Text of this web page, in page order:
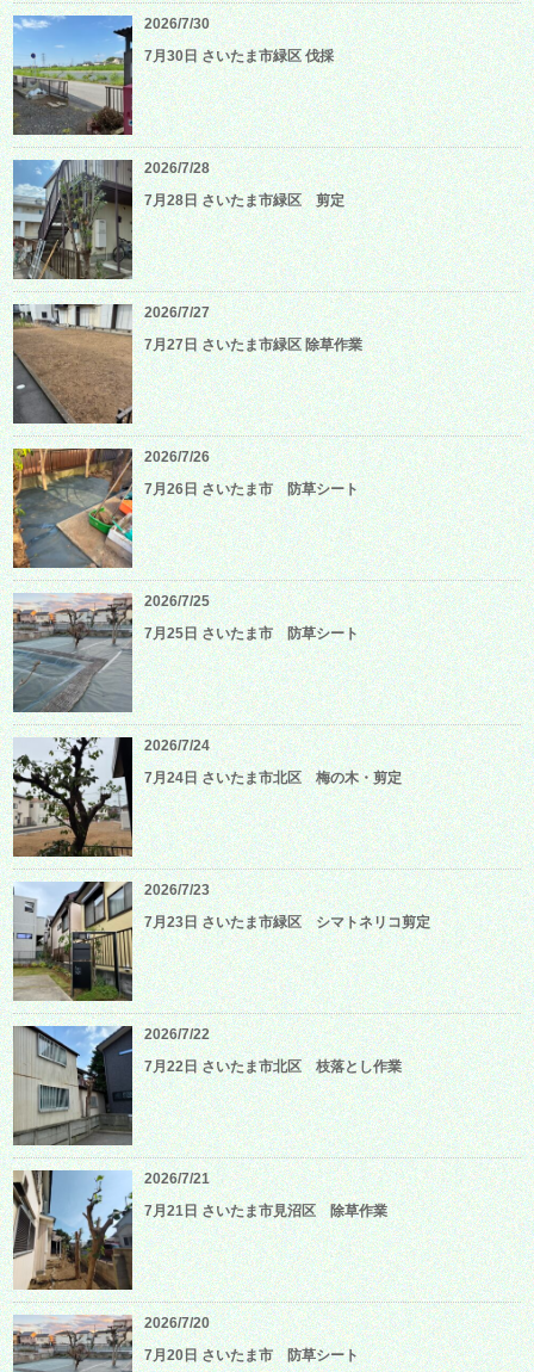
2026/7/30
7月30日 さいたま市緑区 伐採
2026/7/28
7月28日 さいたま市緑区 剪定
2026/7/27
7月27日 さいたま市緑区 除草作業
2026/7/26
7月26日 さいたま市 防草シート
2026/7/25
7月25日 さいたま市 防草シート
2026/7/24
7月24日 さいたま市北区 梅の木・剪定
2026/7/23
7月23日 さいたま市緑区 シマトネリコ剪定
2026/7/22
7月22日 さいたま市北区 枝落とし作業
2026/7/21
7月21日 さいたま市見沼区 除草作業
2026/7/20
7月20日 さいたま市 防草シート